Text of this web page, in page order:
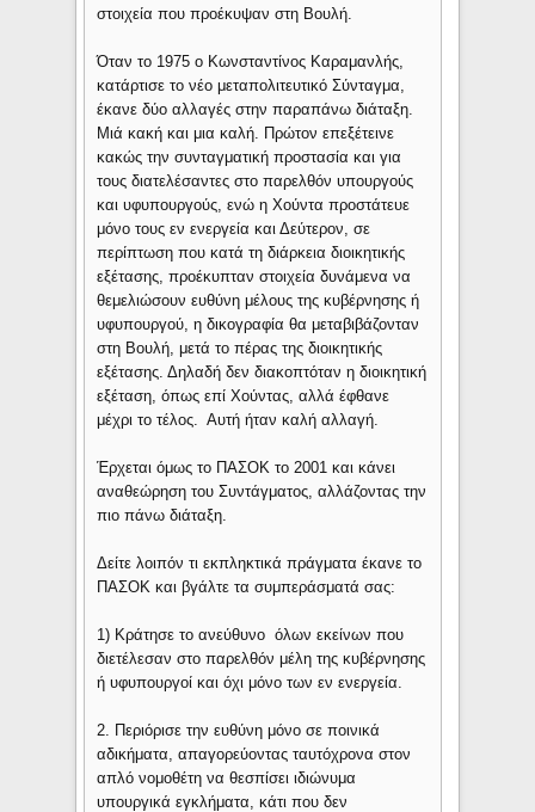
στοιχεία που προέκυψαν στη Βουλή.
Όταν το 1975 ο Κωνσταντίνος Καραμανλής,
κατάρτισε το νέο μεταπολιτευτικό Σύνταγμα,
έκανε δύο αλλαγές στην παραπάνω διάταξη.
Μιά κακή και μια καλή. Πρώτον επεξέτεινε
κακώς την συνταγματική προστασία και για
τους διατελέσαντες στο παρελθόν υπουργούς
και υφυπουργούς, ενώ η Χούντα προστάτευε
μόνο τους εν ενεργεία και Δεύτερον, σε
περίπτωση που κατά τη διάρκεια διοικητικής
εξέτασης, προέκυπταν στοιχεία δυνάμενα να
θεμελιώσουν ευθύνη μέλους της κυβέρνησης ή
υφυπουργού, η δικογραφία θα μεταβιβάζονταν
στη Βουλή, μετά το πέρας της διοικητικής
εξέτασης. Δηλαδή δεν διακοπτόταν η διοικητική
εξέταση, όπως επί Χούντας, αλλά έφθανε
μέχρι το τέλος. Αυτή ήταν καλή αλλαγή.
Έρχεται όμως το ΠΑΣΟΚ το 2001 και κάνει
αναθεώρηση του Συντάγματος, αλλάζοντας την
πιο πάνω διάταξη.
Δείτε λοιπόν τι εκπληκτικά πράγματα έκανε το
ΠΑΣΟΚ και βγάλτε τα συμπεράσματά σας:
1) Κράτησε το ανεύθυνο όλων εκείνων που
διετέλεσαν στο παρελθόν μέλη της κυβέρνησης
ή υφυπουργοί και όχι μόνο των εν ενεργεία.
2. Περιόρισε την ευθύνη μόνο σε ποινικά
αδικήματα, απαγορεύοντας ταυτόχρονα στον
απλό νομοθέτη να θεσπίσει ιδιώνυμα
υπουργικά εγκλήματα, κάτι που δεν